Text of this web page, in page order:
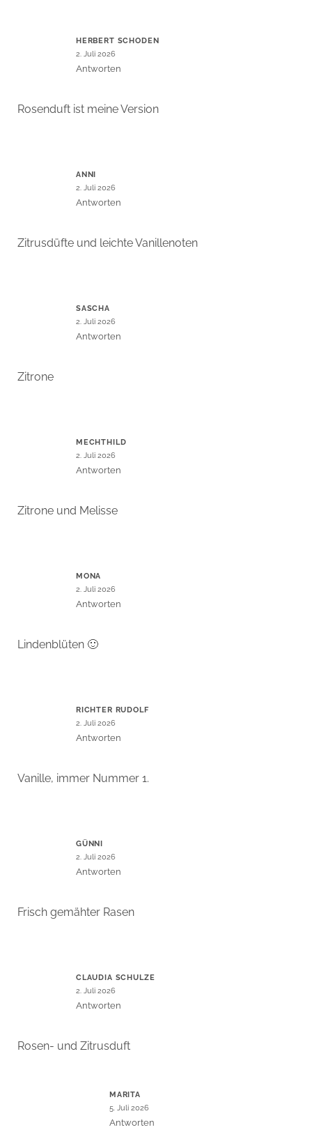
HERBERT SCHODEN
2. Juli 2026
Antworten
Rosenduft ist meine Version
ANNI
2. Juli 2026
Antworten
Zitrusdüfte und leichte Vanillenoten
SASCHA
2. Juli 2026
Antworten
Zitrone
MECHTHILD
2. Juli 2026
Antworten
Zitrone und Melisse
MONA
2. Juli 2026
Antworten
Lindenblüten 🙂
RICHTER RUDOLF
2. Juli 2026
Antworten
Vanille, immer Nummer 1.
GÜNNI
2. Juli 2026
Antworten
Frisch gemähter Rasen
CLAUDIA SCHULZE
2. Juli 2026
Antworten
Rosen- und Zitrusduft
MARITA
5. Juli 2026
Antworten